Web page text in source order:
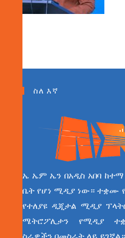
ስለ እኛ
ኤ ኤም ኤን በአዲስ አበባ
ቤት የሆነ ሚዲያ ነው። ተቋሙ
የተለያዩ ዲጂታል ሚዲያ
ሜትሮፖሊታን የሚዲያ